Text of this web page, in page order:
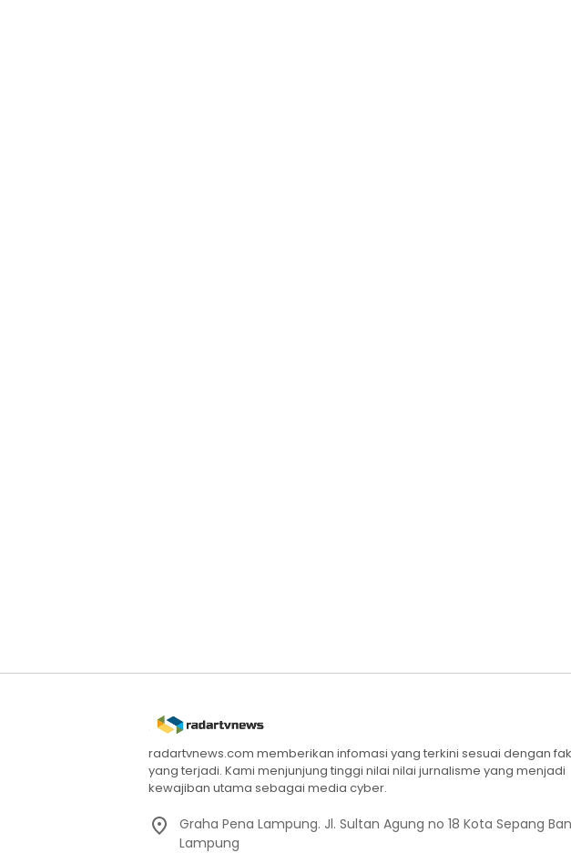
radartvnews.com memberikan infomasi yang terkini sesuai dengan
yang terjadi. Kami menjunjung tinggi nilai nilai jurnalisme yang menjadi
kewajiban utama sebagai media cyber.
Graha Pena Lampung. Jl. Sultan Agung no 18 Kota Sepang
Lampung